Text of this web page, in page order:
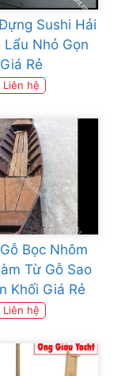
Sushi Hải
Lẩu Nhỏ Gọn
Giá Rẻ
Liên hệ
Bọc Nhôm
Từ Gỗ Sao
Khối Giá Rẻ
Liên hệ